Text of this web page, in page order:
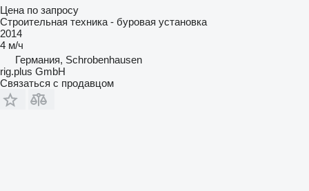
Цена по запросу
Строительная техника - буровая установка
2014
4 м/ч
Германия, Schrobenhausen
rig.plus GmbH
Связаться с продавцом